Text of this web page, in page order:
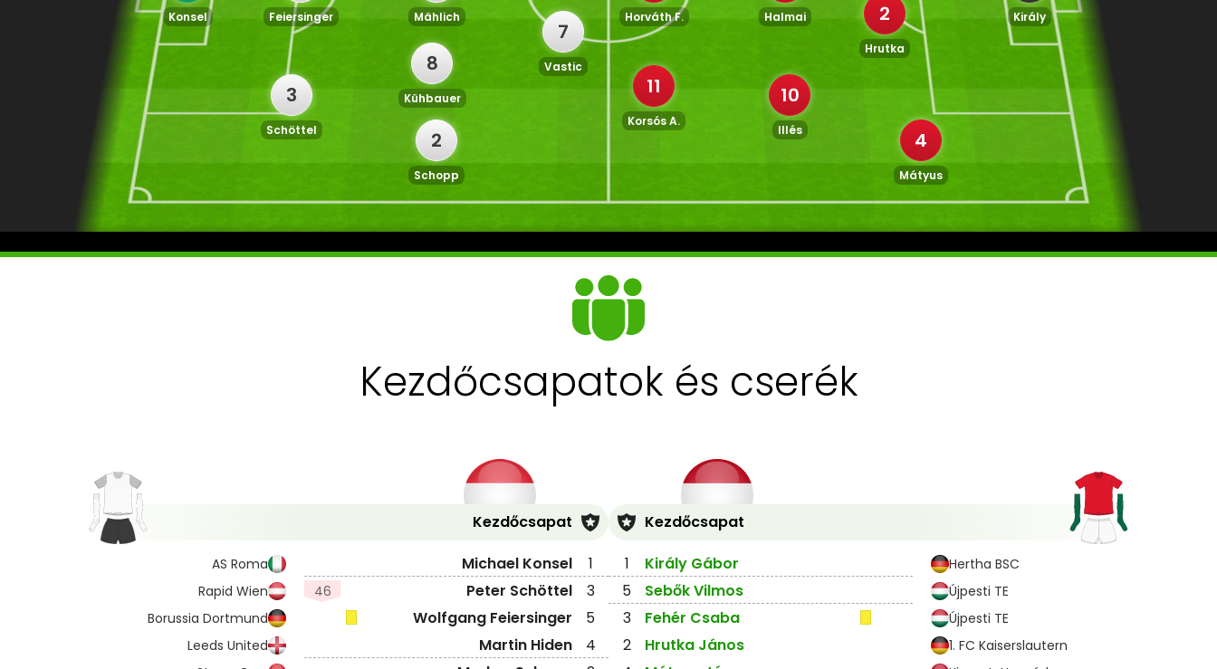
Konsel
3
Schöttel
Feiersinger
2
Schopp
8
Kühbauer
Mählich
7
Vastic
Király
2
Hrutka
4
Mátyus
Halmai
10
Illés
Horváth F.
11
Korsós A.
Kezdőcsapatok és cserék
AS Roma
Rapid Wien
Borussia Dortmund
Leeds United
Kezdőcsapat
1
Michael Konsel
3
Peter Schöttel
46
5
Wolfgang Feiersinger
4
Martin Hiden
Hertha BSC
Újpesti TE
Újpesti TE
1. FC Kaiserslautern
Kezdőcsapat
1
Király Gábor
5
Sebők Vilmos
3
Fehér Csaba
2
Hrutka János